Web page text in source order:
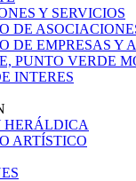
Y SERVICIOS
DE
DE EMPRESAS Y
PUNTO VERDE
INTERES
HERÁLDICA
ARTÍSTICO